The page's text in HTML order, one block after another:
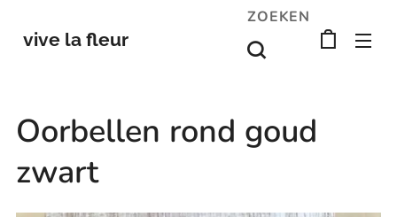
vive la fleur
ZOEKEN
Oorbellen rond goud
zwart